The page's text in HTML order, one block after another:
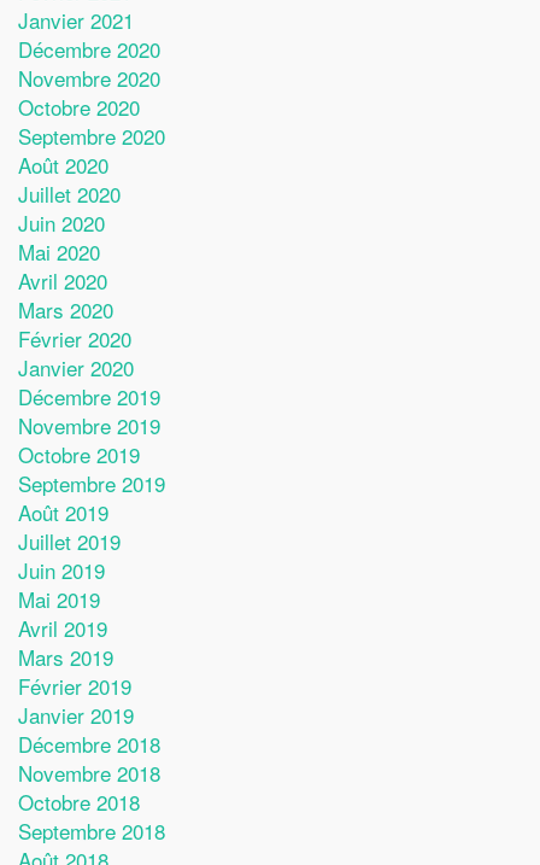
Janvier 2021
Décembre 2020
Novembre 2020
Octobre 2020
Septembre 2020
Août 2020
Juillet 2020
Juin 2020
Mai 2020
Avril 2020
Mars 2020
Février 2020
Janvier 2020
Décembre 2019
Novembre 2019
Octobre 2019
Septembre 2019
Août 2019
Juillet 2019
Juin 2019
Mai 2019
Avril 2019
Mars 2019
Février 2019
Janvier 2019
Décembre 2018
Novembre 2018
Octobre 2018
Septembre 2018